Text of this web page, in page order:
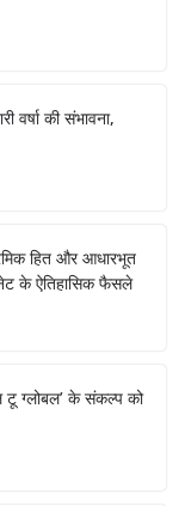
वर्षा की संभावना,
हित और आधारभूत
के ऐतिहासिक फैसले
टू ग्लोबल’ के संकल्प को